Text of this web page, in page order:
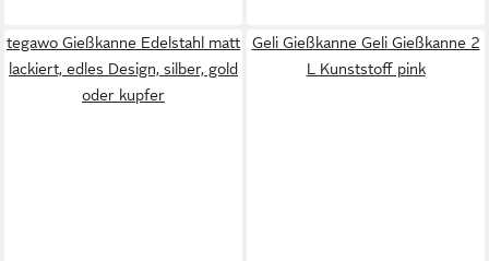
tegawo Gießkanne Edelstahl matt
lackiert, edles Design, silber, gold
oder kupfer
Geli Gießkanne Geli Gießkanne 2
L Kunststoff pink